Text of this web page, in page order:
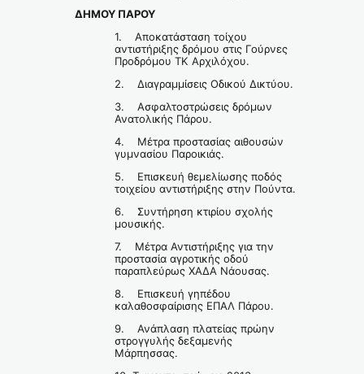
ΔΗΜΟΥ ΠΑΡΟΥ
1. Αποκατάσταση τοίχου
αντιστήριξης δρόμου στις Γούρνες
Προδρόμου ΤΚ Αρχιλόχου.
2. Διαγραμμίσεις Οδικού Δικτύου.
3. Ασφαλτοστρώσεις δρόμων
Ανατολικής Πάρου.
4. Μέτρα προστασίας αιθουσών
γυμνασίου Παροικιάς.
5. Επισκευή θεμελίωσης ποδός
τοιχείου αντιστήριξης στην Πούντα.
6. Συντήρηση κτιρίου σχολής
μουσικής.
7. Μέτρα Αντιστήριξης για την
προστασία αγροτικής οδού
παραπλεύρως ΧΑΔΑ Νάουσας.
8. Επισκευή γηπέδου
καλαθοσφαίρισης ΕΠΑΛ Πάρου.
9. Ανάπλαση πλατείας πρώην
στρογγυλής δεξαμενής
Μάρπησσας.